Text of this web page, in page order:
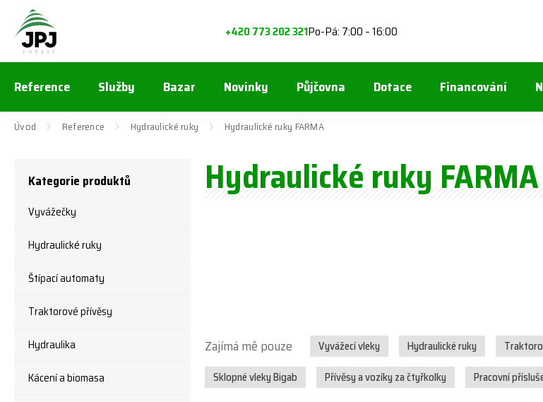
+420 773 202 321Po-Pá: 7:00 – 16:00
Reference Služby Bazar Novinky Půjčovna Dotace Financování
Úvod Reference Hydraulické ruky Hydraulické ruky FARMA
Kategorie produktů
Vyvážečky
Hydraulické ruky
Štípací automaty
Traktorové přívěsy
Hydraulika
Kácení a biomasa
Hydraulické ruky FARMA
Zajímá mě pouze Vyvážecí vleky Hydraulické ruky
Sklopné vleky Bigab
Přívěsy a vozíky za čtyřkolky Pracovní